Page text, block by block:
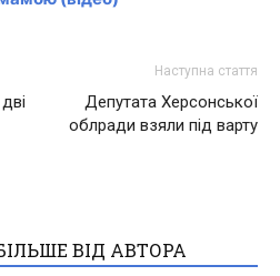
Наступна стаття
Депутата Херсонської
облради взяли під варту
ВІД АВТОРА